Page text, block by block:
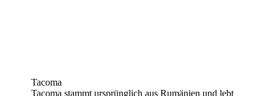
Tacoma
Tacoma stammt ursprünglich aus Rumänien und lebt